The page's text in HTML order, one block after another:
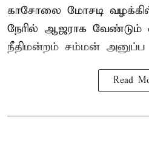
காசோலை மோசடி வழக்கில்
நேரில் ஆஜராக
நீதிமன்றம் சம்மன் அனுப்ப
Read